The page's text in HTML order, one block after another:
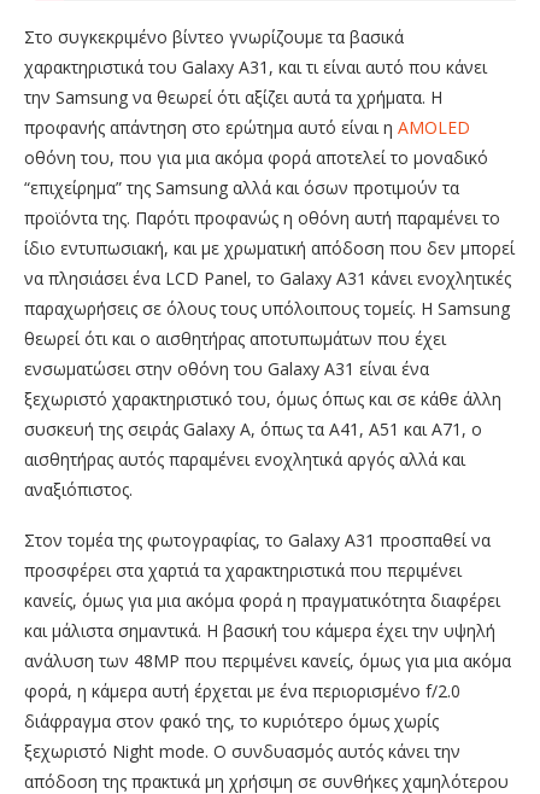
Στο συγκεκριμένο βίντεο γνωρίζουμε τα βασικά
χαρακτηριστικά του Galaxy A31, και τι είναι αυτό που κάνει
την Samsung να θεωρεί ότι αξίζει αυτά τα χρήματα. Η
προφανής απάντηση στο ερώτημα αυτό είναι η AMOLED
οθόνη του, που για μια ακόμα φορά αποτελεί το μοναδικό
“επιχείρημα” της Samsung αλλά και όσων προτιμούν τα
προϊόντα της. Παρότι προφανώς η οθόνη αυτή παραμένει το
ίδιο εντυπωσιακή, και με χρωματική απόδοση που δεν μπορεί
να πλησιάσει ένα LCD Panel, το Galaxy A31 κάνει ενοχλητικές
παραχωρήσεις σε όλους τους υπόλοιπους τομείς. Η Samsung
θεωρεί ότι και ο αισθητήρας αποτυπωμάτων που έχει
ενσωματώσει στην οθόνη του Galaxy A31 είναι ένα
ξεχωριστό χαρακτηριστικό του, όμως όπως και σε κάθε άλλη
συσκευή της σειράς Galaxy A, όπως τα Α41, Α51 και Α71, ο
αισθητήρας αυτός παραμένει ενοχλητικά αργός αλλά και
αναξιόπιστος.
Στον τομέα της φωτογραφίας, το Galaxy A31 προσπαθεί να
προσφέρει στα χαρτιά τα χαρακτηριστικά που περιμένει
κανείς, όμως για μια ακόμα φορά η πραγματικότητα διαφέρει
και μάλιστα σημαντικά. Η βασική του κάμερα έχει την υψηλή
ανάλυση των 48ΜΡ που περιμένει κανείς, όμως για μια ακόμα
φορά, η κάμερα αυτή έρχεται με ένα περιορισμένο f/2.0
διάφραγμα στον φακό της, το κυριότερο όμως χωρίς
ξεχωριστό Night mode. Ο συνδυασμός αυτός κάνει την
απόδοση της πρακτικά μη χρήσιμη σε συνθήκες χαμηλότερου